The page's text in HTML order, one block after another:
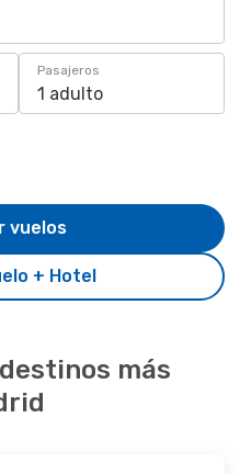
Pasajeros
1 adulto
+ Hotel
vuelos
más